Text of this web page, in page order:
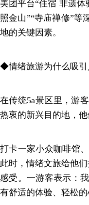
美团平台“住宿 非遗
照金山”“寺庙禅修”等
地的关键因素。
◆情绪旅游为什么吸引
在传统5a景区里，游
热衷的新兴目的地，
打卡一家小众咖啡馆
此时，情绪文旅给他
感受。一游客表示：
有舒适的体验、轻松的